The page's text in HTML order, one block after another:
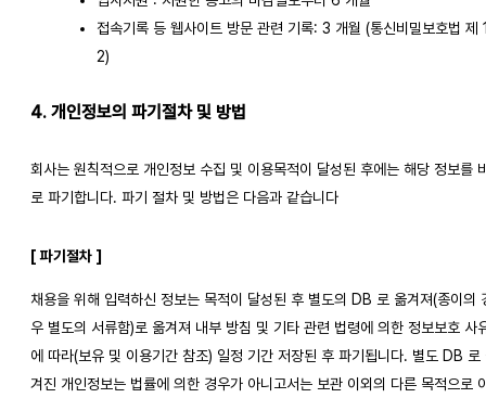
접속기록 등 웹사이트 방문 관련 기록: 3 개월 (통신비밀보호법 제
2)
4. 개인정보의 파기절차 및 방법
회사는 원칙적으로 개인정보 수집 및 이용목적이 달성된 후에는 해당 정보를
로 파기합니다. 파기 절차 및 방법은 다음과 같습니다
[ 파기절차 ]
채용을 위해 입력하신 정보는 목적이 달성된 후 별도의 DB 로 옮겨져(종이의
우 별도의 서류함)로 옮겨져 내부 방침 및 기타 관련 법령에 의한 정보보호 사
에 따라(보유 및 이용기간 참조) 일정 기간 저장된 후 파기됩니다. 별도 DB 로
겨진 개인정보는 법률에 의한 경우가 아니고서는 보관 이외의 다른 목적으로